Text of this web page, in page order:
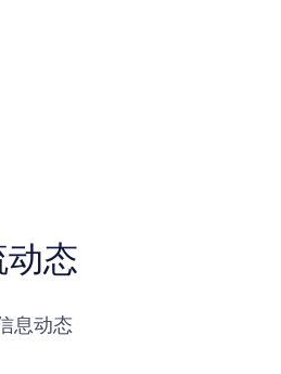
态
息动态